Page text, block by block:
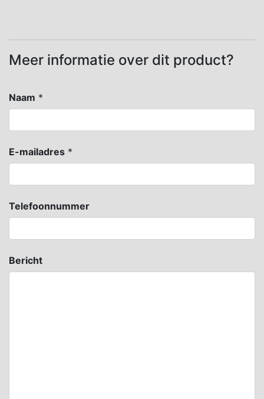
Meer informatie over dit product?
Naam *
E-mailadres *
Telefoonnummer
Bericht